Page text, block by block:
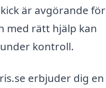
är avgörande för
med rätt hjälp kan
kontroll.
erbjuder dig en